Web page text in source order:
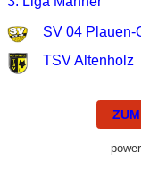
SV 04 Plauen-
TSV Altenholz